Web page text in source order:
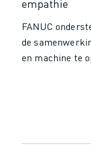
empathie
FANUC
de
en machine te